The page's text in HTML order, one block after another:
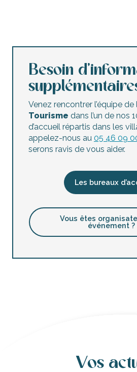
Besoin
Venez rencontrer l’équipe de
Tourisme dans l’un de nos
d’accueil répartis dans les
appelez-nous au 05 46 09
serons ravis de vous aider.
Les bureaux
Vous êtes
événement ?
Vos